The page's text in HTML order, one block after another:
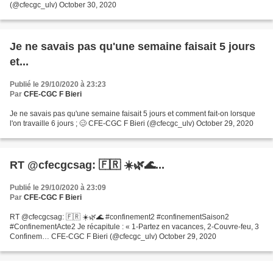
(@cfecgc_ulv) October 30, 2020
Je ne savais pas qu'une semaine faisait 5 jours
et...
Publié le 29/10/2020 à 23:23
Par CFE-CGC F Bieri
Je ne savais pas qu'une semaine faisait 5 jours et comment fait-on lorsque
l'on travaille 6 jours ; 🥴 CFE-CGC F Bieri (@cfecgc_ulv) October 29, 2020
RT @cfecgcsag: 🇫🇷 ☀️🌿🌊...
Publié le 29/10/2020 à 23:09
Par CFE-CGC F Bieri
RT @cfecgcsag: 🇫🇷 ☀️🌿🌊 #confinement2 #confinementSaison2
#ConfinementActe2 Je récapitule : « 1-Partez en vacances, 2-Couvre-feu, 3
Confinem… CFE-CGC F Bieri (@cfecgc_ulv) October 29, 2020